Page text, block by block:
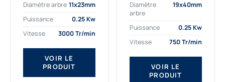
adaptée à tous types
de machines.
triphasé 0.25 Kw Gamak
à haut rendement...
Diamètre arbre 11x23mm
Puissance
0.25 Kw
Vitesse
3000 Tr/min
VOIR LE
PRODUIT
aux applications
sévères. Nous
déterminons,
fournissons
des moteurs
asynchrones depuis de
nombreuses années....
Diamètre
arbre
19x40mm
Puissance
0.25 Kw
Vitesse
750 Tr/min
VOIR LE
PRODUIT